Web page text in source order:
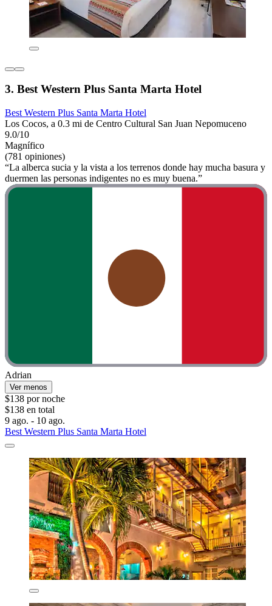
3. Best Western Plus Santa Marta Hotel
Best Western Plus Santa Marta Hotel
Los Cocos, a 0.3 mi de Centro Cultural San Juan Nepomuceno
9.0/10
Magnífico
(781 opiniones)
“La alberca sucia y la vista a los terrenos donde hay mucha basura y
duermen las personas indigentes no es muy buena.”
Adrian
Ver menos
$138 por noche
$138 en total
9 ago. - 10 ago.
Best Western Plus Santa Marta Hotel